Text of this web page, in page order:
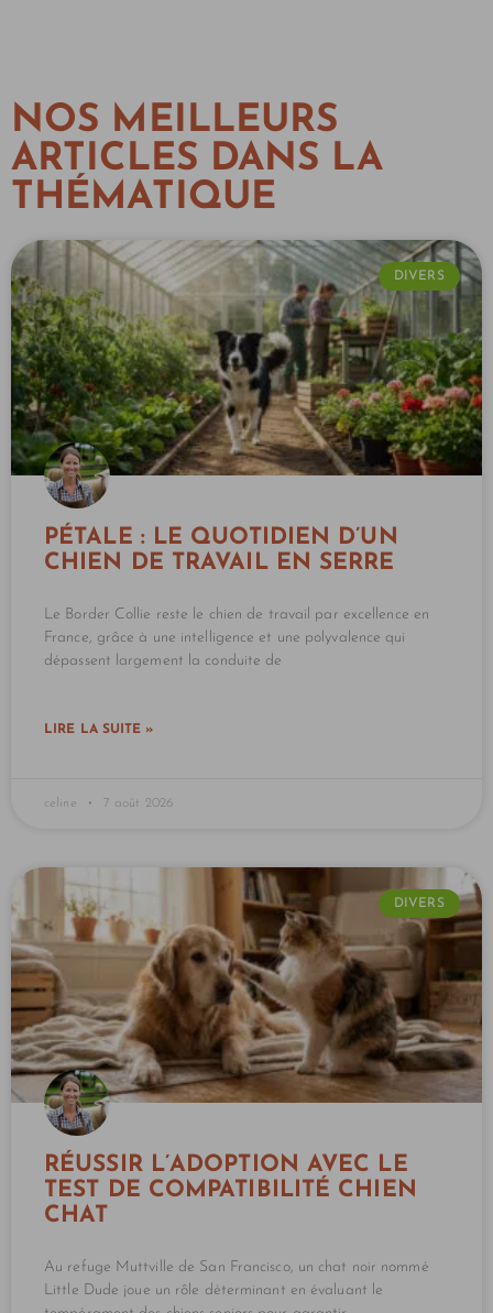
NOS MEILLEURS
ARTICLES DANS LA
THÉMATIQUE
DIVERS
PÉTALE : LE QUOTIDIEN D’UN
CHIEN DE TRAVAIL EN SERRE
Le Border Collie reste le chien de travail par excellence en
France, grâce à une intelligence et une polyvalence qui
dépassent largement la conduite de
LIRE LA SUITE »
celine 7 août 2026
DIVERS
RÉUSSIR L’ADOPTION AVEC LE
TEST DE COMPATIBILITÉ CHIEN
CHAT
Au refuge Muttville de San Francisco, un chat noir nommé
Little Dude joue un rôle déterminant en évaluant le